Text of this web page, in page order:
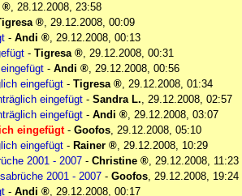
, 28.12.2008, 23:58
, 29.12.2008, 00:09
- Andi , 29.12.2008, 00:13
- Tigresa , 29.12.2008, 00:31
- Andi , 29.12.2008, 00:56
eingefügt - Tigresa , 29.12.2008, 01:34
eingefügt - Sandra L., 29.12.2008, 02:57
eingefügt - Andi , 29.12.2008, 03:07
eingefügt- Goofos, 29.12.2008, 05:10
eingefügt - Rainer , 29.12.2008, 10:29
2001 - 2007 - Christine , 29.12.2008, 11:23
2001 - 2007 - Goofos, 29.12.2008, 19:24
- Andi , 29.12.2008, 00:17